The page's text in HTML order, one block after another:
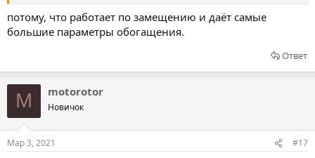
потому, что работает по замещению и даёт самые
большие параметры обогащения.
Ответ
M motorotor
Новичок
Мар 3, 2021 #17